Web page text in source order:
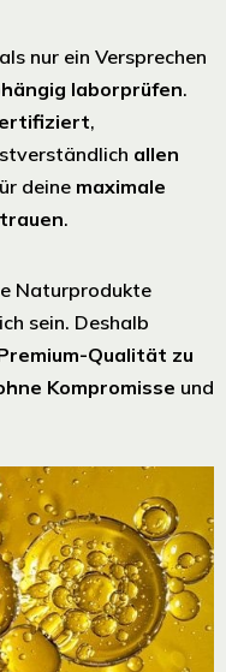
nur ein Versprechen
laborprüfen.
,
allen
deine maximale
.
Naturprodukte
sein. Deshalb
Qualität zu
Kompromisse und